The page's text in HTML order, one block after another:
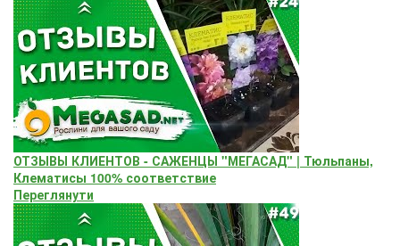
ОТЗЫВЫ КЛИЕНТОВ - САЖЕНЦЫ "МЕГАСАД" | Тюльпаны,
Клематисы 100% соответствие
Переглянути